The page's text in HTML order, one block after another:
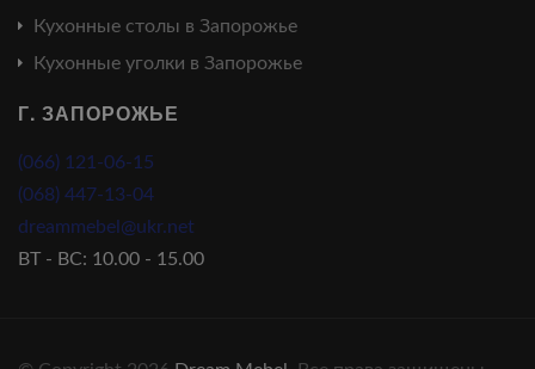
Кухонные столы в Запорожье
Кухонные уголки в Запорожье
Г. ЗАПОРОЖЬЕ
(066) 121-06-15
(068) 447-13-04
dreammebel@ukr.net
ВТ - ВС: 10.00 - 15.00